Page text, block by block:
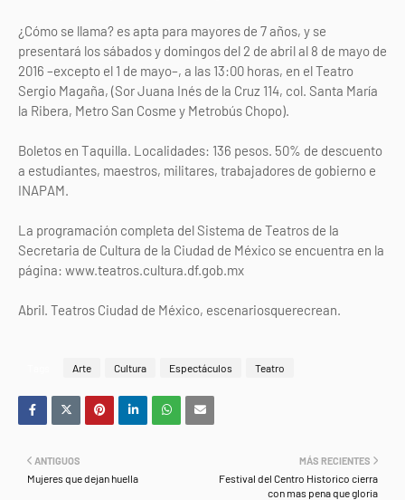
¿Cómo se llama? es apta para mayores de 7 años, y se
presentará los sábados y domingos del 2 de abril al 8 de mayo de
2016 –excepto el 1 de mayo–, a las 13:00 horas, en el Teatro
Sergio Magaña, (Sor Juana Inés de la Cruz 114, col. Santa María
la Ribera, Metro San Cosme y Metrobús Chopo).
Boletos en Taquilla. Localidades: 136 pesos. 50% de descuento
a estudiantes, maestros, militares, trabajadores de gobierno e
INAPAM.
La programación completa del Sistema de Teatros de la
Secretaria de Cultura de la Ciudad de México se encuentra en la
página: www.teatros.cultura.df.gob.mx
Abril. Teatros Ciudad de México, escenariosquerecrean.
Arte Cultura Espectáculos Teatro
MÁS RECIENTES
Festival del Centro Historico cierra
con mas pena que gloria
ANTIGUOS
Mujeres que dejan huella